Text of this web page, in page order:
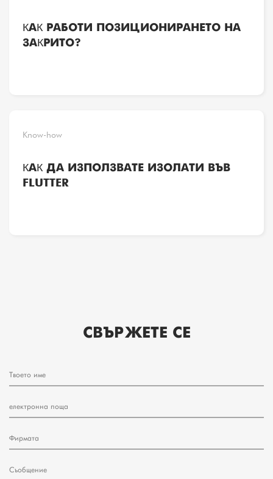
КАК РАБОТИ ПОЗИЦИОНИРАНЕТО НА
ЗАКРИТО?
Know-how
КАК ДА ИЗПОЛЗВАТЕ ИЗОЛАТИ ВЪВ
FLUTTER
СВЪРЖЕТЕ СЕ